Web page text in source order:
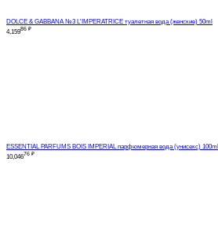
DOLCE & GABBANA №3 L'IMPERATRICE туалетная вода (женские) 50ml
4,15986 ₽
ESSENTIAL PARFUMS BOIS IMPERIAL парфюмерная вода (унисекс) 100ml
10,04676 ₽